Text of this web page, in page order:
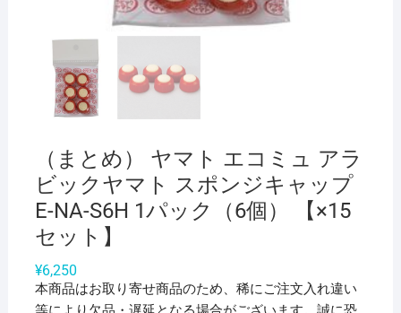
（まとめ） ヤマト エコミュ アラ
ビックヤマト スポンジキャップ
E-NA-S6H 1パック（6個） 【×15
セット】
¥6,250
本商品はお取り寄せ商品のため、稀にご注文入れ違い